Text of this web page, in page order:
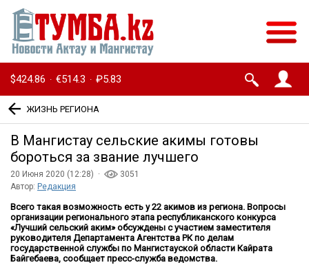
$424.86 · €514.3 · ₽5.83
ЖИЗНЬ РЕГИОНА
В Мангистау сельские акимы готовы
бороться за звание лучшего
20 Июня 2020 (12:28) ·
3051
Автор: Редакция
Всего такая возможность есть у 22 акимов из региона. Вопросы
организации регионального этапа республиканского конкурса
«Лучший сельский аким» обсуждены с участием заместителя
руководителя Департамента Агентства РК по делам
государственной службы по Мангистауской области Кайрата
Байгебаева, сообщает пресс-служба ведомства.